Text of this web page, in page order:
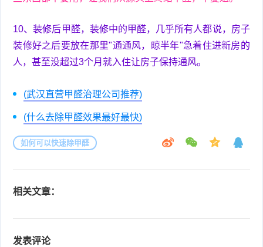
10、装修后甲醛，装修中的甲醛，几乎所有人都说，房子
装修好之后要放在那里"通通风，晾半年"急着住进新房的
人，甚至没超过3个月就入住让房子保持通风。
(武汉直营甲醛治理公司推荐)
(什么去除甲醛效果最好最快)
如何可以快速除甲醛
相关文章：
发表评论